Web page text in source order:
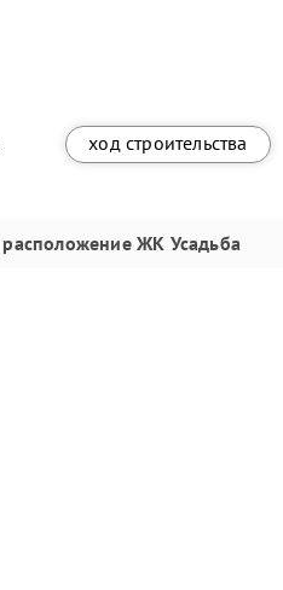
ход строительства
расположениеЖК Усадьба